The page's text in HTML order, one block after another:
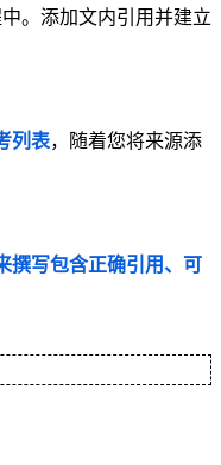
。添加文内引用并建立
列表，随着您将来源添
撰写包含正确引用、可